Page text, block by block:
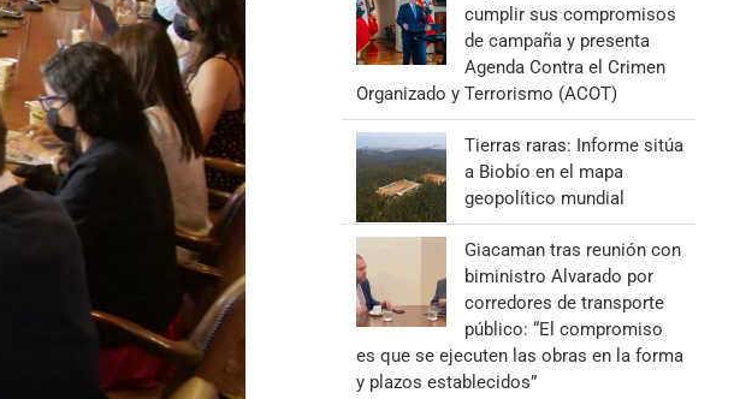
cumplir sus compromisos
de campaña y presenta
Agenda Contra el Crimen
Organizado y Terrorismo (ACOT)
Tierras raras: Informe sitúa
a Biobío en el mapa
geopolítico mundial
Giacaman tras reunión con
biministro Alvarado por
corredores de transporte
público: “El compromiso
es que se ejecuten las obras en la forma
y plazos establecidos”